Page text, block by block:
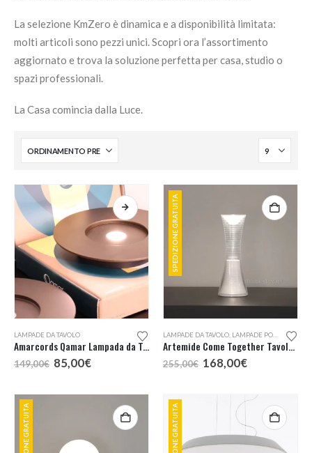
La selezione KmZero è dinamica e a disponibilità limitata:
molti articoli sono pezzi unici. Scopri ora l’assortimento
aggiornato e trova la soluzione perfetta per casa, studio o
spazi professionali.
La Casa comincia dalla Luce.
prodotto
Le
opzioni
possono
essere
LAMPADE DA TAVOLO
Amarcords Qamar Lampada da Tavolo KM0
149,00€ Il
prezzo
era:
85,00€Il
è:
85,00€.
SPEDIZIONE GRATUITA
LAMPADE DA TAVOLO, LAMPADE PORTATILI
Artemide Come Together Tavolo KM0
255,00€ Il
prezzo
255,00€.
168,00€Il
è:
168,00€.